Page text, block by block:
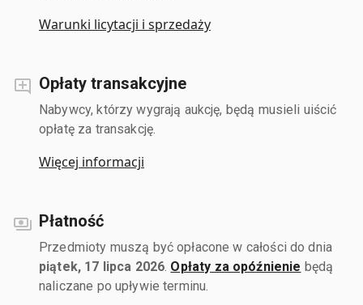
Warunki licytacji i sprzedaży
Opłaty transakcyjne
Nabywcy, którzy wygrają aukcję, będą musieli uiścić
opłatę za transakcję.
Więcej informacji
Płatność
Przedmioty muszą być opłacone w całości do dnia
piątek, 17 lipca 2026 Opłaty za opóźnienie będą
naliczane po upływie terminu.